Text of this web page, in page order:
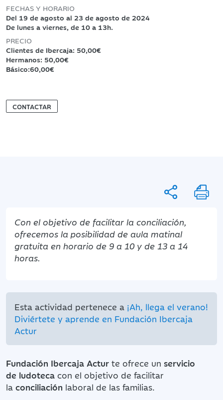
FECHAS Y HORARIO
Del 19 de agosto al 23 de agosto de 2024
De lunes a viernes, de 10 a 13h.
PRECIO
Clientes de Ibercaja: 50,00€
Hermanos: 50,00€
Básico:60,00€
CONTACTAR
Con el objetivo de facilitar la conciliación,
ofrecemos la posibilidad de aula matinal
gratuita en horario de 9 a 10 y de 13 a 14
horas.
Esta actividad pertenece a ¡Ah, llega el verano!
Diviértete y aprende en Fundación Ibercaja
Actur
Fundación Ibercaja Actur te ofrece un servicio
de ludoteca con el objetivo de facilitar
la conciliación laboral de las familias.